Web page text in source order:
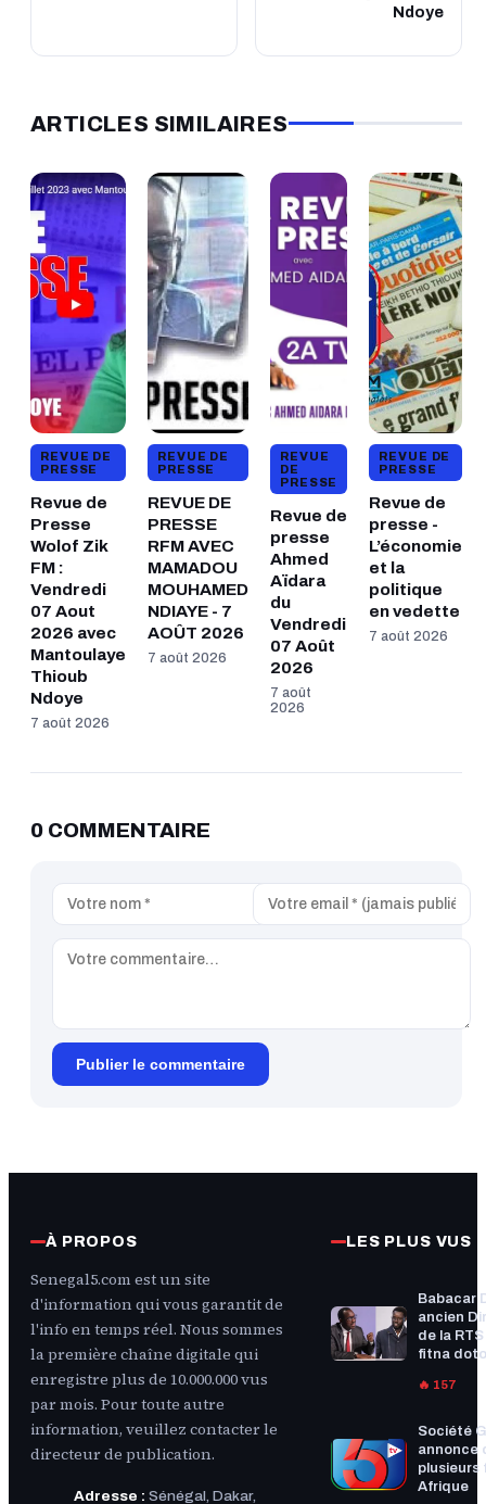
Ndoye
ARTICLES SIMILAIRES
REVUE DE
PRESSE
Revue de
Presse
Wolof Zik
FM :
Vendredi
07 Aout
2026 avec
Mantoulaye
Thioub
Ndoye
7 août 2026
REVUE DE
PRESSE
REVUE DE
PRESSE
RFM AVEC
MAMADOU
MOUHAMED
NDIAYE - 7
AOÛT 2026
7 août 2026
REVUE
DE
PRESSE
Revue de
presse
Ahmed
Aïdara
du
Vendredi
07 Août
2026
7 août
2026
REVUE DE
PRESSE
Revue de
presse -
L’économie
et la
politique
en vedette
7 août 2026
0 COMMENTAIRE
Publier le commentaire
À PROPOS
Senegal5.com est un site
d'information qui vous garantit de
l'info en temps réel. Nous sommes
la première chaîne digitale qui
enregistre plus de 10.000.000 vus
par mois. Pour toute autre
information, veuillez contacter le
directeur de publication.
Adresse : Sénégal, Dakar,
LES PLUS VUS
Babacar
ancien
de la RTS
fitna
🔥 157
Société
annonce
plusieurs
Afrique